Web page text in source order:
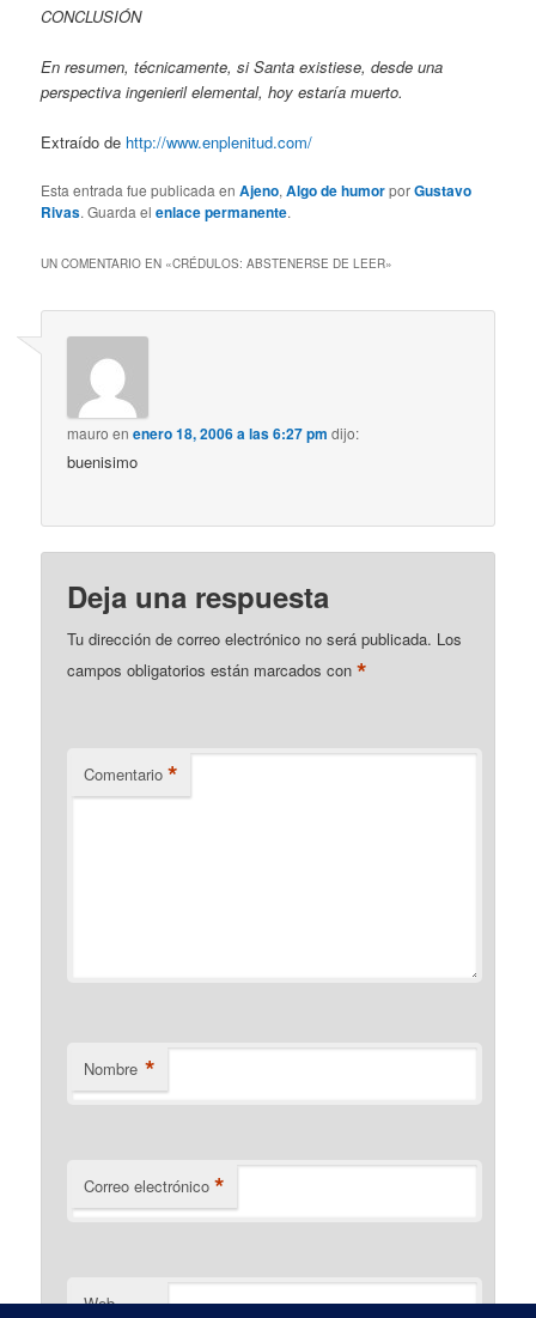
CONCLUSIÓN
En resumen, técnicamente, si Santa existiese, desde una
perspectiva ingenieril elemental, hoy estaría muerto.
Extraído de http://www.enplenitud.com/
Esta entrada fue publicada enAjeno,Algo de humorporGustavo
Rivas. Guarda elenlace permanente.
UN COMENTARIO EN «CRÉDULOS: ABSTENERSE DE LEER»
mauro enenero 18, 2006 a las 6:27 pm dijo:
buenisimo
Deja una respuesta
Tu dirección de correo electrónico no será publicada. Los
campos obligatorios están marcados con*
Comentario *
Nombre *
Correo electrónico *
Web